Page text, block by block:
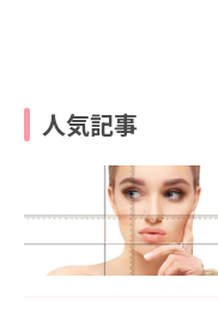
人気記事